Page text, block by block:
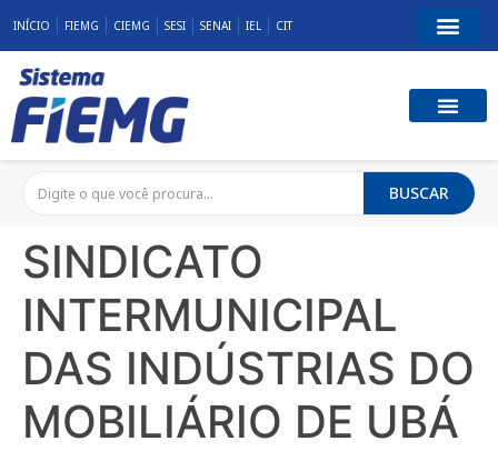
INÍCIO FIEMG CIEMG SESI SENAI IEL CIT
BUSCAR
SINDICATO
INTERMUNICIPAL
DAS INDÚSTRIAS DO
MOBILIÁRIO DE UBÁ